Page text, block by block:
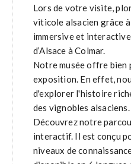
Lors de votre visite,
viticole alsacien grâce
immersive et
d’Alsace à Colmar.
Notre musée offre bien
exposition. En effet,
d'explorer l'histoire
des vignobles alsaciens.
Découvrez notre
interactif. Il est conçu
niveaux de